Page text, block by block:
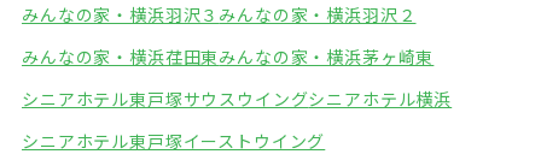
みんなの家・横浜羽沢３ みんなの家・横浜羽沢２
みんなの家・横浜荏田東みんなの家・横浜茅ヶ崎東
シニアホテル東戸塚サウスウイングシニアホテル横浜
シニアホテル東戸塚イーストウイング